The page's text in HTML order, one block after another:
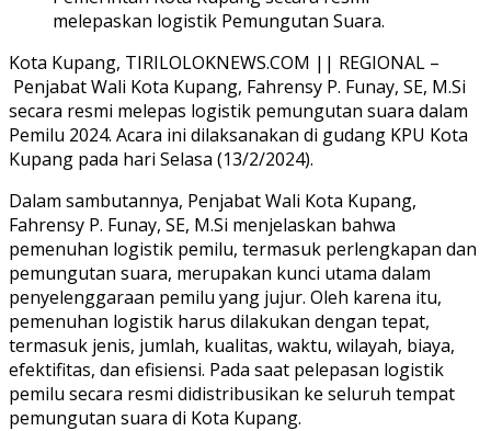
melepaskan logistik Pemungutan Suara.
Kota Kupang, TIRILOLOKNEWS.COM || REGIONAL –
Penjabat Wali Kota Kupang, Fahrensy P. Funay, SE, M.Si
secara resmi melepas logistik pemungutan suara dalam
Pemilu 2024. Acara ini dilaksanakan di gudang KPU Kota
Kupang pada hari Selasa (13/2/2024).
Dalam sambutannya, Penjabat Wali Kota Kupang,
Fahrensy P. Funay, SE, M.Si menjelaskan bahwa
pemenuhan logistik pemilu, termasuk perlengkapan dan
pemungutan suara, merupakan kunci utama dalam
penyelenggaraan pemilu yang jujur. Oleh karena itu,
pemenuhan logistik harus dilakukan dengan tepat,
termasuk jenis, jumlah, kualitas, waktu, wilayah, biaya,
efektifitas, dan efisiensi. Pada saat pelepasan logistik
pemilu secara resmi didistribusikan ke seluruh tempat
pemungutan suara di Kota Kupang.